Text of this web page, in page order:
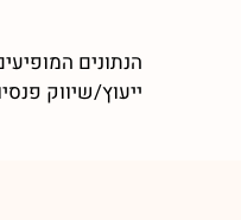
הנתונים
ייעוץ/שיווק